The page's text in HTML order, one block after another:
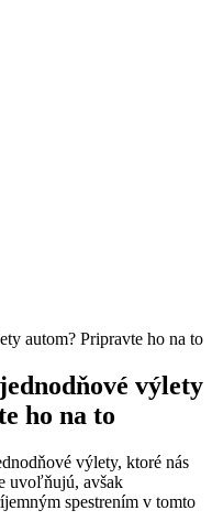
autom? Pripravte ho na to
výlety
ho na to
výlety, ktoré nás
uvoľňujú, avšak
spestrením v tomto